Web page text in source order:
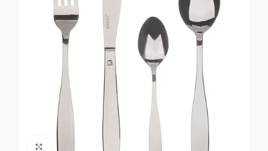
Click to enlarge